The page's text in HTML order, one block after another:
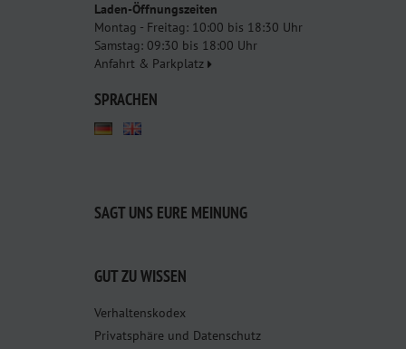
Laden-Öffnungszeiten
Montag - Freitag: 10:00 bis 18:30 Uhr
Samstag: 09:30 bis 18:00 Uhr
Anfahrt & Parkplatz
SPRACHEN
SAGT UNS EURE MEINUNG
GUT ZU WISSEN
Verhaltenskodex
Privatsphäre und Datenschutz